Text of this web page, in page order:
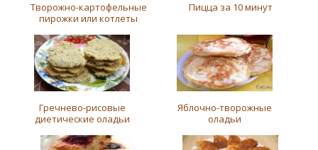
Творожно-картофельные
пирожки или котлеты
Пицца за 10 минут
Гречнево-рисовые
диетические оладьи
Яблочно-творожные
оладьи